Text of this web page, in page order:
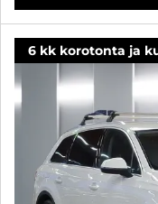
6 kk korotonta ja